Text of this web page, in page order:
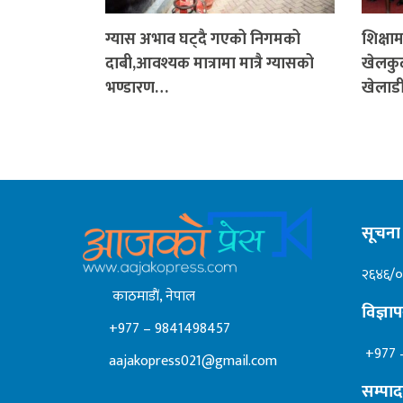
ग्यास अभाव घट्दै गएको निगमको
दाबी,आवश्यक मात्रामा मात्रै ग्यासको
भण्डारण…
काठमाडाैं, नेपाल
+977 – 9841498457
aajakopress021@gmail.com
सूचना
२६४६/
+977